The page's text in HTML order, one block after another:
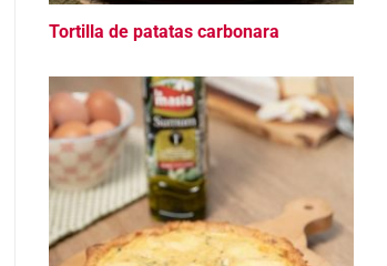
Tortilla de patatas carbonara